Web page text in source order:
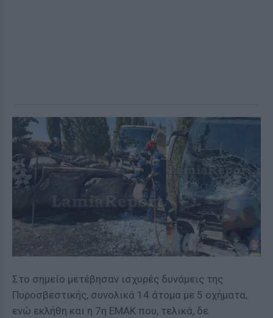
Στο σημείο μετέβησαν ισχυρές δυνάμεις της
Πυροσβεστικής, συνολικά 14 άτομα με 5 οχήματα,
ενώ εκλήθη και η 7η ΕΜΑΚ που, τελικά, δε